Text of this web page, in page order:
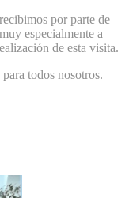
por parte de
especialmente a
de esta visita.
todos nosotros.